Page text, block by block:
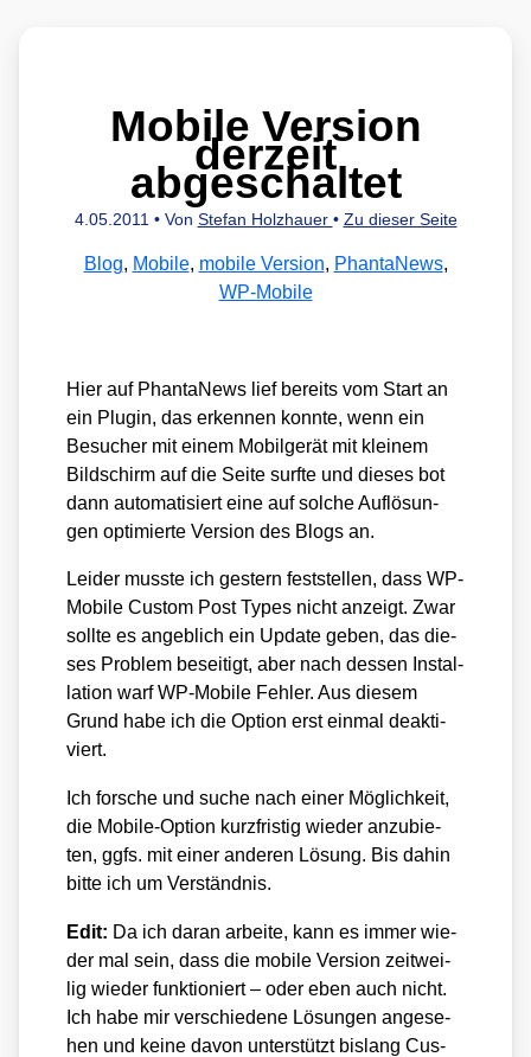
Mobile Version
derzeit
abgeschaltet
4.05.2011 • Von Stefan Holzhauer • Zu dieser Seite
Blog, Mobile, mobile Version, PhantaNews,
WP-Mobile
Hier auf Phan­ta­News lief bereits vom Start an
ein Plug­in, das erken­nen konn­te, wenn ein
Besu­cher mit einem Mobil­ge­rät mit klei­nem
Bild­schirm auf die Sei­te surf­te und die­ses bot
dann auto­ma­ti­siert eine auf sol­che Auf­lö­sun­
gen opti­mier­te Ver­si­on des Blogs an.
Lei­der muss­te ich ges­tern fest­stel­len, dass WP-
Mobi­le Cus­tom Post Types nicht anzeigt. Zwar
soll­te es angeb­lich ein Update geben, das die­
ses Pro­blem besei­tigt, aber nach des­sen Instal­
la­ti­on warf WP-Mobi­le Feh­ler. Aus die­sem
Grund habe ich die Opti­on erst ein­mal deak­ti­
viert.
Ich for­sche und suche nach einer Mög­lich­keit,
die Mobi­le-Opti­on kurz­fris­tig wie­der anzu­bie­
ten, ggfs. mit einer ande­ren Lösung. Bis dahin
bit­te ich um Ver­ständ­nis.
Edit: Da ich dar­an arbei­te, kann es immer wie­
der mal sein, dass die mobi­le Ver­si­on zeit­wei­
lig wie­der funk­tio­niert – oder eben auch nicht.
Ich habe mir ver­schie­de­ne Lösun­gen ange­se­
hen und kei­ne davon unter­stützt bis­lang Cus­